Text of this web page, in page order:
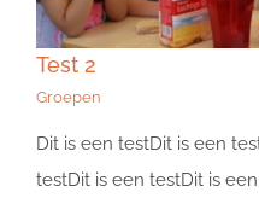
Test 2
Groepen
Dit is een testDit is een
testDit is een testDit is